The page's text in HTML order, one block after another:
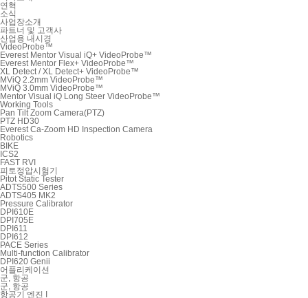
연혁
소식
사업장소개
파트너 및 고객사
산업용 내시경
VideoProbe™
Everest Mentor Visual iQ+ VideoProbe™
Everest Mentor Flex+ VideoProbe™
XL Detect / XL Detect+ VideoProbe™
MViQ 2.2mm VideoProbe™
MViQ 3.0mm VideoProbe™
Mentor Visual iQ Long Steer VideoProbe™
Working Tools
Pan Tilt Zoom Camera(PTZ)
PTZ HD30
Everest Ca-Zoom HD Inspection Camera
Robotics
BIKE
ICS2
FAST RVI
피토정압시험기
Pitot Static Tester
ADTS500 Series
ADTS405 MK2
Pressure Calibrator
DPI610E
DPI705E
DPI611
DPI612
PACE Series
Multi-function Calibrator
DPI620 Genii
어플리케이션
군, 항공
군, 항공
항공기 엔진 I